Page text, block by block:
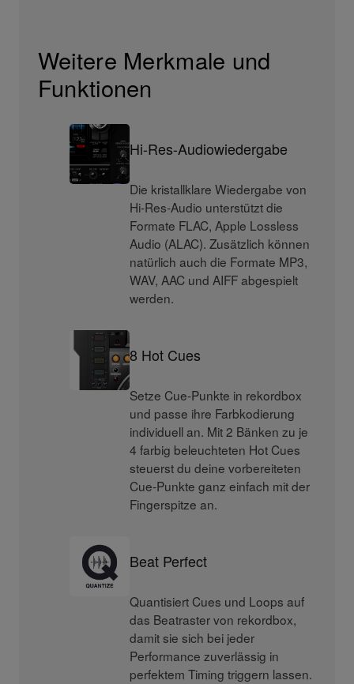
Weitere Merkmale und
Funktionen
Hi-Res-Audiowiedergabe
Die kristallklare Wiedergabe von
Hi-Res-Audio unterstützt die
Formate FLAC, Apple Lossless
Audio (ALAC). Zusätzlich können
natürlich auch die Formate MP3,
WAV, AAC und AIFF abgespielt
werden.
8 Hot Cues
Setze Cue-Punkte in rekordbox
und passe ihre Farbkodierung
individuell an. Mit 2 Bänken zu je
4 farbig beleuchteten Hot Cues
steuerst du deine vorbereiteten
Cue-Punkte ganz einfach mit der
Fingerspitze an.
Beat Perfect
Quantisiert Cues und Loops auf
das Beatraster von rekordbox,
damit sie sich bei jeder
Performance zuverlässig in
perfektem Timing triggern lassen.